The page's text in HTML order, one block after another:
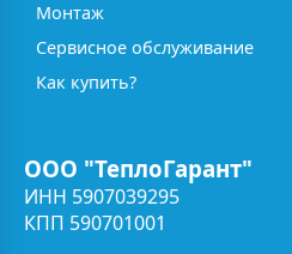
Монтаж
Сервисное обслуживание
Как купить?
ООО "ТеплоГарант"
ИНН 5907039295
КПП 590701001